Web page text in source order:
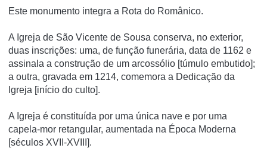
Este monumento integra a Rota do Românico.
A Igreja de São Vicente de Sousa conserva, no exterior,
duas inscrições: uma, de função funerária, data de 1162 e
assinala a construção de um arcossólio [túmulo embutido];
a outra, gravada em 1214, comemora a Dedicação da
Igreja [iní­cio do culto].
A Igreja é constituí­da por uma única nave e por uma
capela-mor retangular, aumentada na Época Moderna
[séculos XVII-XVIII].